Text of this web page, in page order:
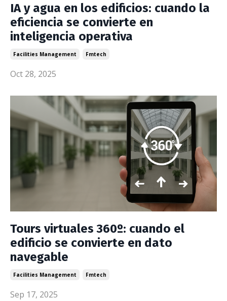
IA y agua en los edificios: cuando la
eficiencia se convierte en
inteligencia operativa
Facilities Management Fmtech
Oct 28, 2025
Tours virtuales 360º: cuando el
edificio se convierte en dato
navegable
Facilities Management Fmtech
Sep 17, 2025